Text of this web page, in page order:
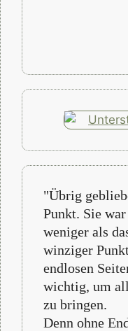
"Übrig
Punkt. Sie
weniger als
winziger
endlosen
wichtig, um
zu bringen.
Denn ohne